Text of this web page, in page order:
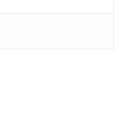
impuestos en